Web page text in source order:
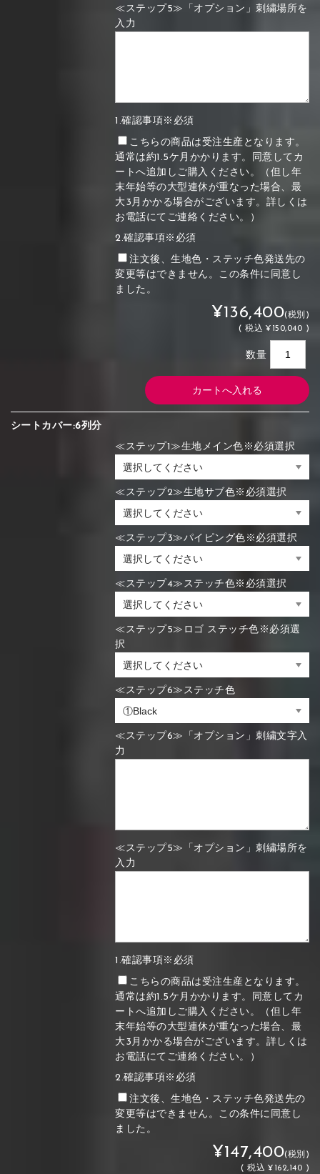
≪ステップ5≫「オプション」刺繍場所を
入力
1.確認事項※必須
こちらの商品は受注生産となります。
通常は約1.5ケ月かかります。同意してカ
ートへ追加しご購入ください。（但し年
末年始等の大型連休が重なった場合、最
大3月かかる場合がございます。詳しくは
お電話にてご連絡ください。）
2.確認事項※必須
注文後、生地色・ステッチ色発送先の
変更等はできません。この条件に同意し
ました。
¥136,400(税別)
(税込 ¥150,040 )
数量
シートカバー:6列分
≪ステップ1≫生地メイン色※必須選択
≪ステップ2≫生地サブ色※必須選択
≪ステップ3≫パイピング色※必須選択
≪ステップ4≫ステッチ色※必須選択
≪ステップ5≫ロゴ ステッチ色※必須選
択
≪ステップ6≫ステッチ色
≪ステップ6≫「オプション」刺繍文字入
力
≪ステップ5≫「オプション」刺繍場所を
入力
1.確認事項※必須
こちらの商品は受注生産となります。
通常は約1.5ケ月かかります。同意してカ
ートへ追加しご購入ください。（但し年
末年始等の大型連休が重なった場合、最
大3月かかる場合がございます。詳しくは
お電話にてご連絡ください。）
2.確認事項※必須
注文後、生地色・ステッチ色発送先の
変更等はできません。この条件に同意し
ました。
¥147,400(税別)
(税込 ¥162,140 )